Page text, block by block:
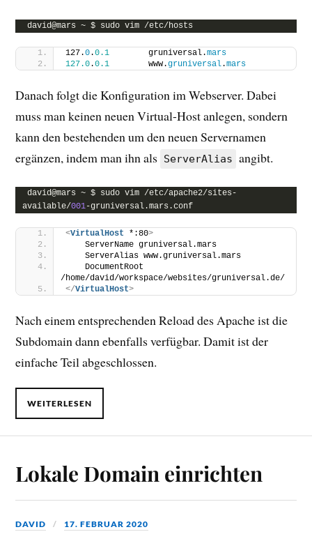
david@mars ~ $ sudo vim /etc/hosts
127.0.0.1
        gruniversal.
mars
127.0.0.1
        www.
gruniversal.mars
Danach folgt die Konfiguration im Webserver. Dabei
muss man keinen neuen Virtual-Host anlegen, sondern
kann den bestehenden um den neuen Servernamen
ergänzen, indem man ihn als ServerAlias angibt.
david@mars ~ $ sudo vim /etc/apache2/sites-
available/001-gruniversal.mars.conf
<VirtualHost *:80>
    ServerName gruniversal.mars
    ServerAlias www.gruniversal.mars
    DocumentRoot
/home/david/workspace/websites/gruniversal.de/
</VirtualHost>
Nach einem entsprechenden Reload des Apache ist die
Subdomain dann ebenfalls verfügbar. Damit ist der
einfache Teil abgeschlossen.
WEITERLESEN
Lokale Domain einrichten
DAVID 17. FEBRUAR 2020